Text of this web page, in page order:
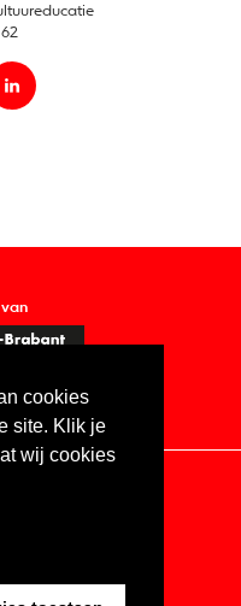
cookies
site. Klik je
wij cookies